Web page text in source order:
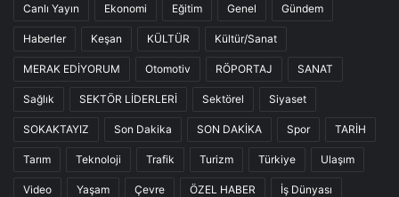
Canlı Yayın Ekonomi Eğitim Genel Gündem
Haberler Keşan KÜLTÜR Kültür/Sanat
MERAK EDİYORUM Otomotiv RÖPORTAJ SANAT
Sağlık SEKTÖR LİDERLERİ Sektörel Siyaset
SOKAKTAYIZ Son Dakika SON DAKİKA Spor TARİH
Tarım Teknoloji Trafik Turizm Türkiye Ulaşım
Video Yaşam Çevre ÖZEL HABER İş Dünyası